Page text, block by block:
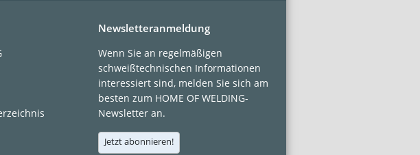
Newsletteranmeldung
Wenn Sie an regelmäßigen
schweißtechnischen Informationen
interessiert sind, melden Sie sich am
besten zum HOME OF WELDING-
Newsletter an.
Jetzt abonnieren!